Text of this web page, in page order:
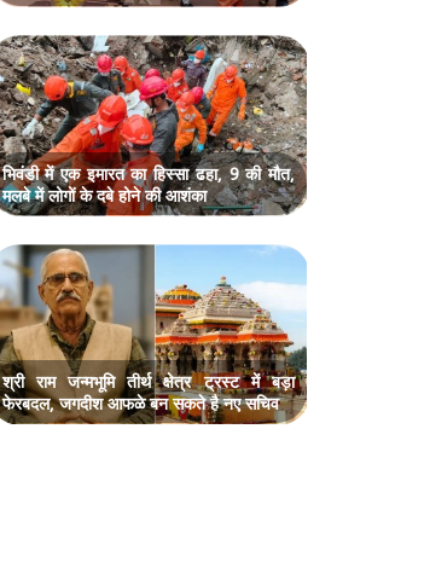
भिवंडी में एक इमारत का हिस्सा ढहा, 9 की मौत,
मलबे में लोगों के दबे होने की आशंका
श्री राम जन्मभूमि तीर्थ क्षेत्र ट्रस्ट में बड़ा
फेरबदल, जगदीश आफळे बन सकते है नए सचिव